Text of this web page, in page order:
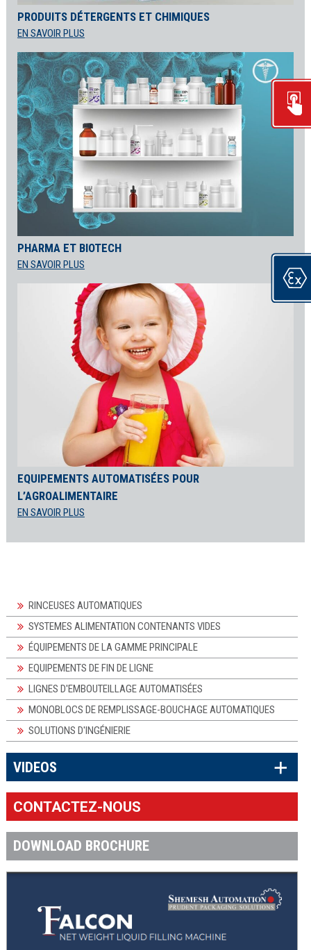
PRODUITS DÉTERGENTS ET CHIMIQUES
EN SAVOIR PLUS
PHARMA ET BIOTECH
EN SAVOIR PLUS
EQUIPEMENTS AUTOMATISÉES POUR
L’AGROALIMENTAIRE
EN SAVOIR PLUS
RINCEUSES AUTOMATIQUES
SYSTEMES ALIMENTATION CONTENANTS VIDES
ÉQUIPEMENTS DE LA GAMME PRINCIPALE
EQUIPEMENTS DE FIN DE LIGNE
LIGNES D'EMBOUTEILLAGE AUTOMATISÉES
MONOBLOCS DE REMPLISSAGE-BOUCHAGE AUTOMATIQUES
SOLUTIONS D'INGÉNIERIE
VIDEOS ×
CONTACTEZ-NOUS
DOWNLOAD BROCHURE